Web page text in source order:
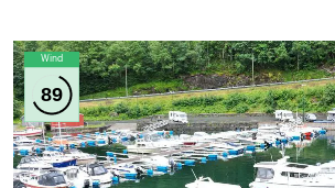
Wind
89